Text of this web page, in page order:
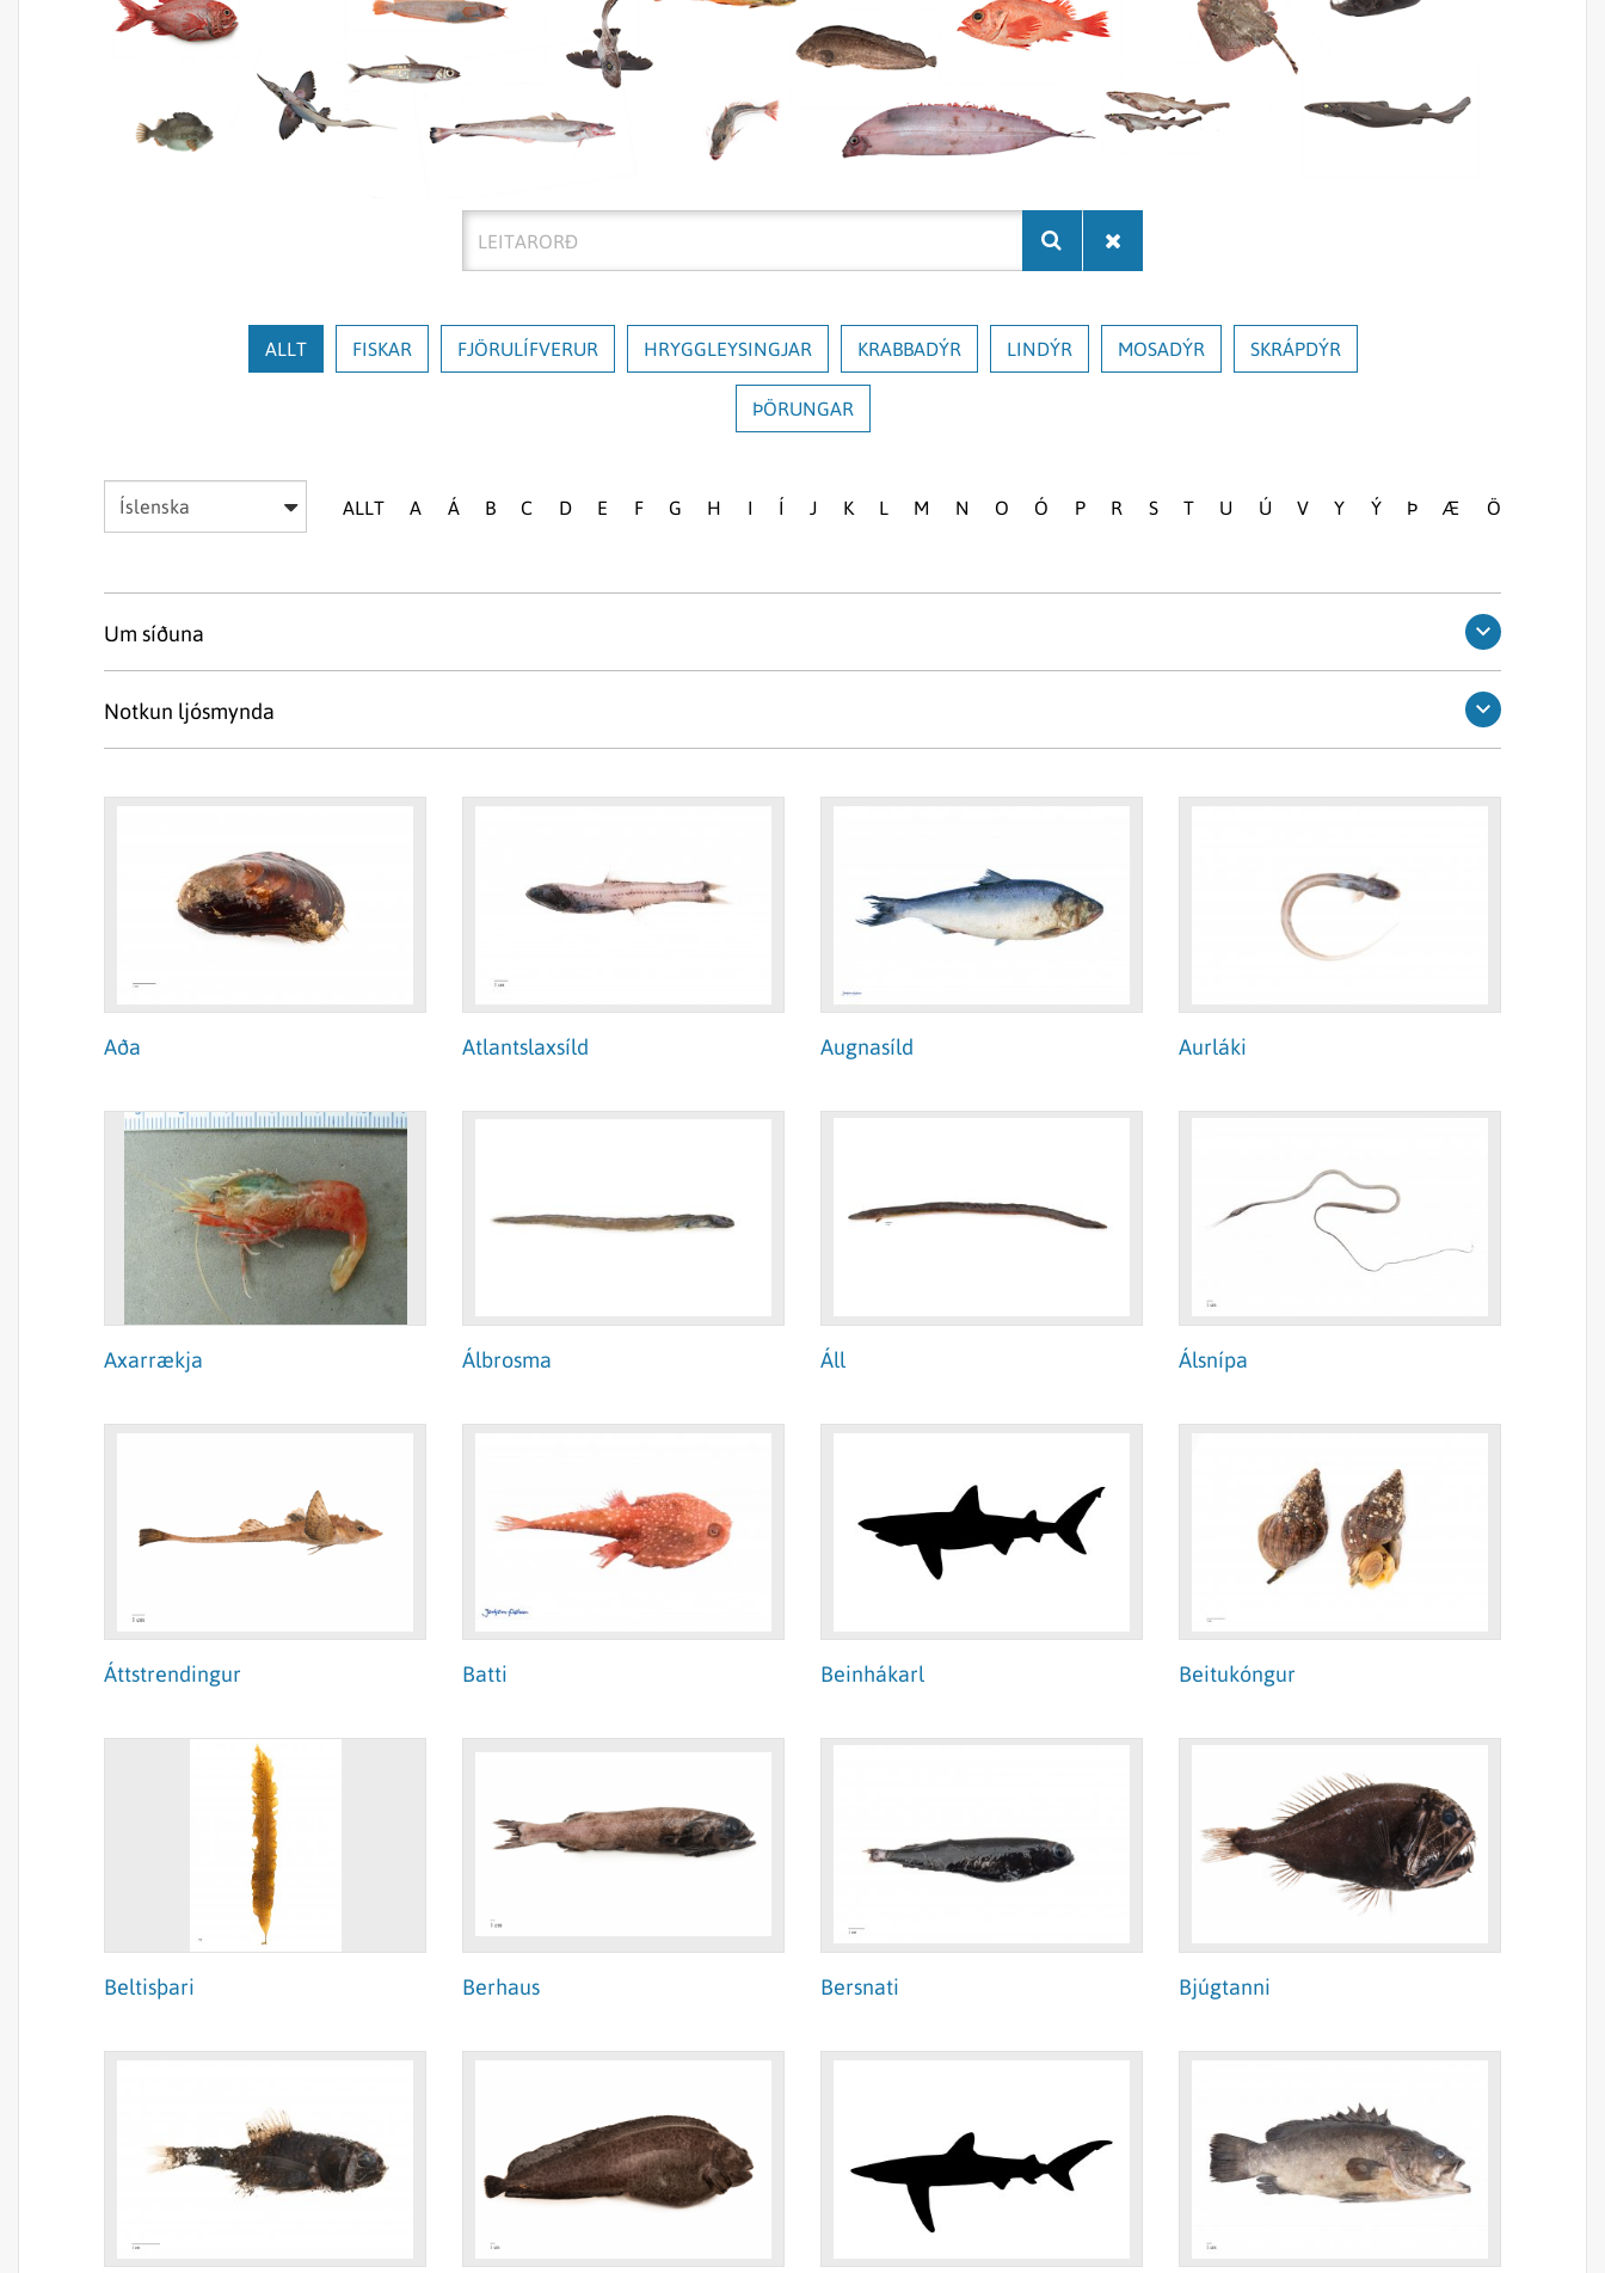
sjókvíaeldis
ALLT FISKAR FJÖRULÍFVERUR HRYGGLEYSINGJAR KRABBADÝR LINDÝR MOSADÝR SKRÁPDÝR
ÞÖRUNGAR
Veldu
tungumál
ALLT A Á B C D E F G H I Í J K L M N O Ó P R S T U Ú V Y Ý Þ Æ Ö
Um síðuna
Jónsson og Jónbjörn Pálsson. Myndirnar eru flestar teknar af Svanhildi Egilsdóttur nema þær sem sérstaklega eru merktar öðrum. Sumar
myndir eru af frosnum eintökum, en við frystingu tapast litir og áferð og því verður leitast við að skipta þeim myndum út við fyrsta
Notkun ljósmynda
Hafa ber í huga að sjávarlífveru vefsíðan er í stöðugri vinnslu.
Aða Atlantslaxsíld Augnasíld Aurláki
Axarrækja Álbrosma Áll Álsnípa
Áttstrendingur Batti Beinhákarl Beitukóngur
Beltisþari Berhaus Bersnati Bjúgtanni